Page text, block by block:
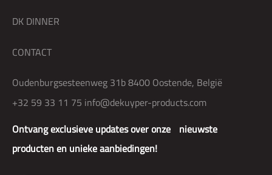
Ontvang exclusieve updates over onze nieuwste
producten en unieke aanbiedingen!
DK DINNER
CONTACT
Oudenburgsesteenweg 31b 8400 Oostende, België
+32 59 33 11 75 info@dekuyper-products.com